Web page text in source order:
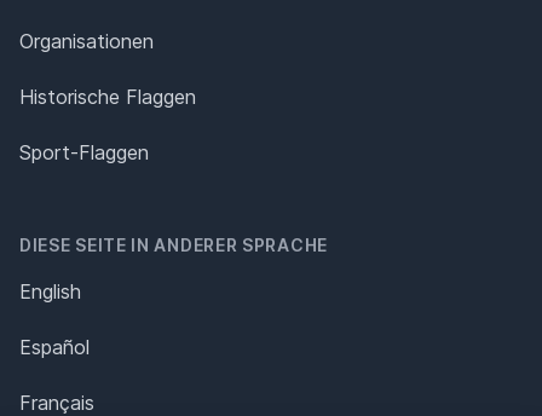
Organisationen
Historische Flaggen
Sport-Flaggen
DIESE SEITE IN ANDERER SPRACHE
English
Español
Français